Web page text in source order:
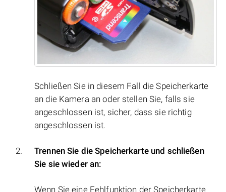
Schließen Sie in diesem Fall die Speicherkarte
an die Kamera an oder stellen Sie, falls sie
angeschlossen ist, sicher, dass sie richtig
angeschlossen ist.
Trennen Sie die Speicherkarte und schließen
Sie sie wieder an:
Wenn Sie eine Fehlfunktion der Speicherkarte